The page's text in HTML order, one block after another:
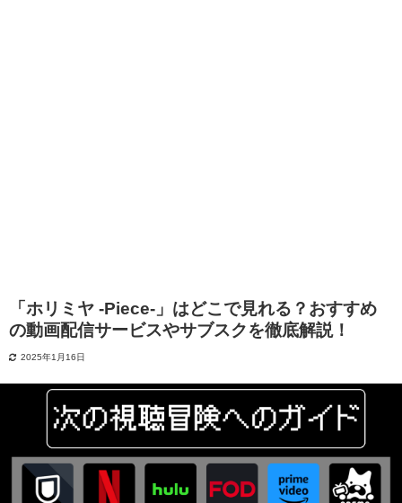
「ホリミヤ -Piece-」はどこで見れる？おすすめ
の動画配信サービスやサブスクを徹底解説！
2025年1月16日